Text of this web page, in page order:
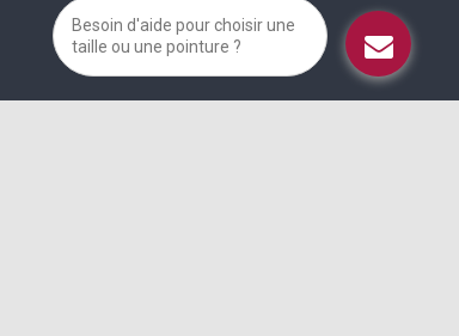
Besoin d'aide pour choisir une
taille ou une pointure ?
pour contrôler la manière dont vos informations sont